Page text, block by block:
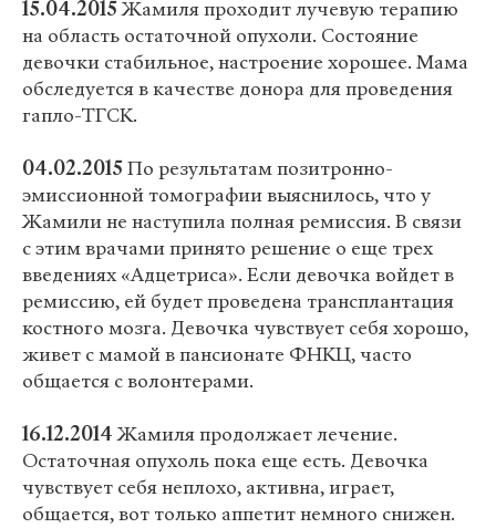
15.04.2015Жамиля проходит лучевую терапию
на область остаточной опухоли. Состояние
девочки стабильное, настроение хорошее. Мама
обследуется в качестве донора для проведения
гапло-ТГСК.
04.02.2015По результатам позитронно-
эмиссионной томографии выяснилось, что у
Жамили не наступила полная ремиссия. В связи
с этим врачами принято решение о еще трех
введениях «Адцетриса». Если девочка войдет в
ремиссию, ей будет проведена трансплантация
костного мозга. Девочка чувствует себя хорошо,
живет с мамой в пансионате ФНКЦ, часто
общается с волонтерами.
16.12.2014Жамиля продолжает лечение.
Остаточная опухоль пока еще есть. Девочка
чувствует себя неплохо, активна, играет,
общается, вот только аппетит немного снижен.